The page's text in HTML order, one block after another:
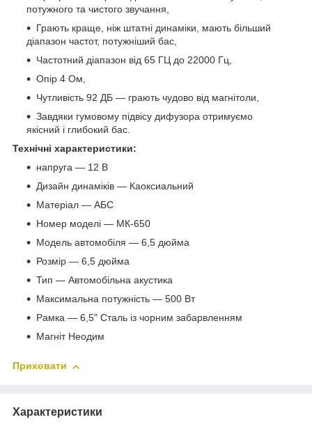
потужного та чистого звучання,
Грають краще, ніж штатні динаміки, мають більший
діапазон частот, потужніший бас,
Частотний діапазон від 65 ГЦ до 22000 Гц,
Опір 4 Ом,
Чутливість 92 ДБ — грають чудово від магнітоли,
Завдяки гумовому підвісу дифузора отримуємо
якісний і глибокий бас.
Технічні характеристики:
напруга — 12 В
Дизайн динаміків — Каоксиальний
Матеріал — АБС
Номер моделі — МК-650
Модель автомобіля — 6,5 дюйма
Розмір — 6,5 дюйма
Тип — Автомобільна акустика
Максимальна потужність — 500 Вт
Рамка — 6,5" Сталь із чорним забарвленням
Магніт Неодим
Приховати
Характеристики